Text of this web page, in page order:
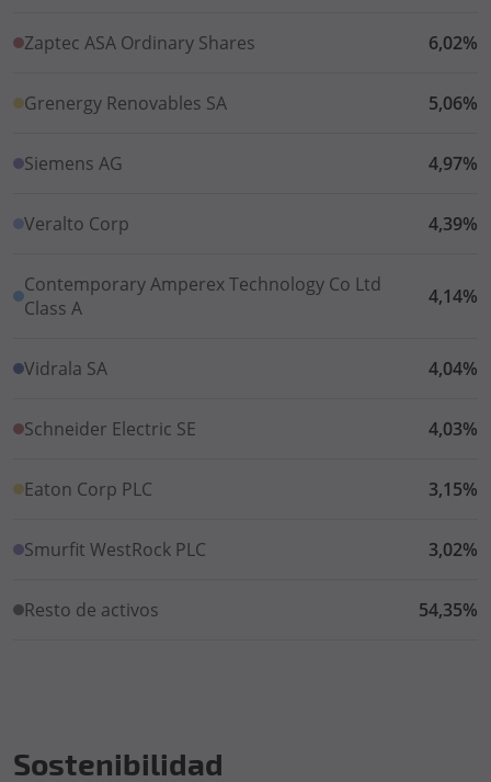
Zaptec ASA Ordinary Shares 6,02%
Grenergy Renovables SA 5,06%
Siemens AG 4,97%
Veralto Corp 4,39%
Contemporary Amperex Technology Co Ltd
Class A
4,14%
Vidrala SA 4,04%
Schneider Electric SE 4,03%
Eaton Corp PLC 3,15%
Smurfit WestRock PLC 3,02%
Resto de activos 54,35%
Sostenibilidad